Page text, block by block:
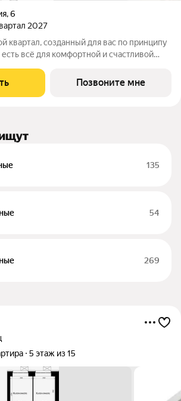
,6
2027
квартал, созданный для вас по принципу
всё для комфортной и счастливой
от станции метро
с разнообразием
Позвоните мне
135
54
269
5 этаж из 15